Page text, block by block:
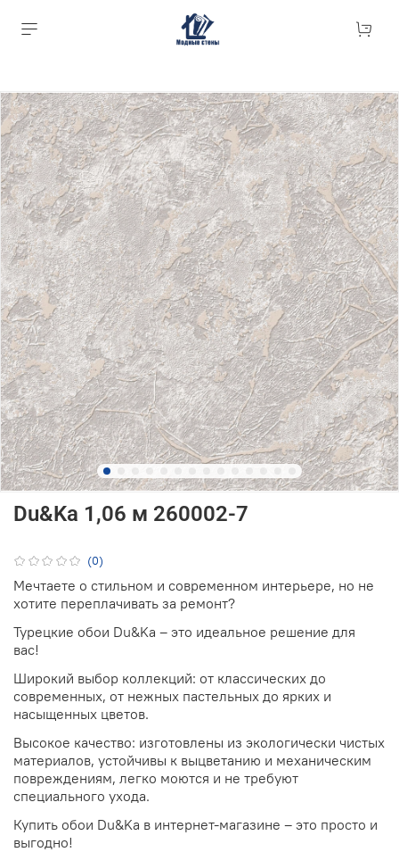
(0)
Du&Ka 1,06 м 260002-7
Мечтаете о стильном и современном интерьере, но не
хотите переплачивать за ремонт?
Турецкие обои Du&Ka – это идеальное решение для
вас!
Широкий выбор коллекций: от классических до
современных, от нежных пастельных до ярких и
насыщенных цветов.
Высокое качество: изготовлены из экологически чистых
материалов, устойчивы к выцветанию и механическим
повреждениям, легко моются и не требуют
специального ухода.
Купить обои Du&Ka в интернет-магазине – это просто и
выгодно!